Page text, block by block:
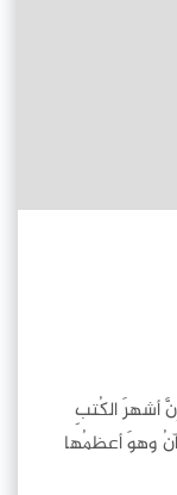
أشهرَ الكُتبِ
وهوَ أعظمُها